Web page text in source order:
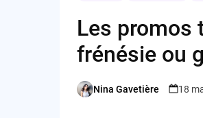
Les promos
frénésie ou
Posted
Nina Gavetière 18